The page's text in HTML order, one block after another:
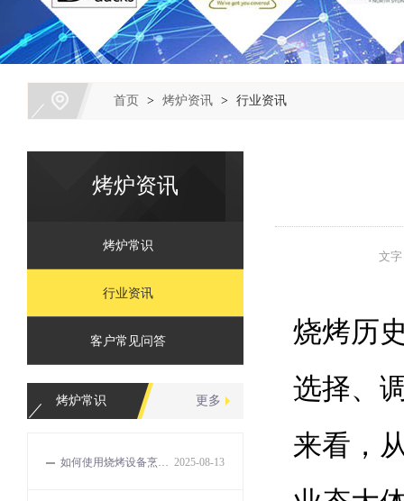
首页 > 烤炉资讯 > 行业资讯
烤炉资讯
烤炉常识
行业资讯
客户常见问答
更多
烤炉常识
2025-08-13
如何使用烧烤设备烹饪出美味的食物？
文字
烧烤历
选择、
来看，